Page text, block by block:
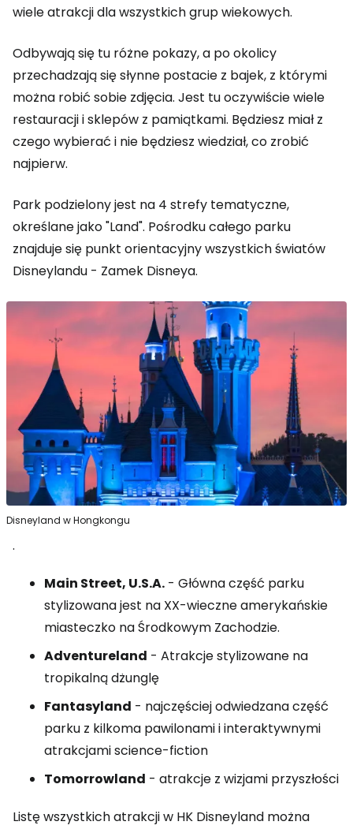
wiele atrakcji dla wszystkich grup wiekowych.
Odbywają się tu różne pokazy, a po okolicy
przechadzają się słynne postacie z bajek, z którymi
można robić sobie zdjęcia. Jest tu oczywiście wiele
restauracji i sklepów z pamiątkami. Będziesz miał z
czego wybierać i nie będziesz wiedział, co zrobić
najpierw.
Park podzielony jest na 4 strefy tematyczne,
określane jako "Land". Pośrodku całego parku
znajduje się punkt orientacyjny wszystkich światów
Disneylandu - Zamek Disneya.
Disneyland w Hongkongu
.
Main Street, U.S.A. - Główna część parku
stylizowana jest na XX-wieczne amerykańskie
miasteczko na Środkowym Zachodzie.
Adventureland - Atrakcje stylizowane na
tropikalną dżunglę
Fantasyland - najczęściej odwiedzana część
parku z kilkoma pawilonami i interaktywnymi
atrakcjami science-fiction
Tomorrowland - atrakcje z wizjami przyszłości
Listę wszystkich atrakcji w HK Disneyland można